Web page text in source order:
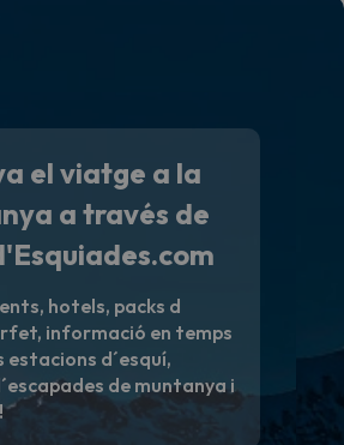
el viatge a la
a través de
hotels, packs d
informació en temps
estacions d´esquí,
de muntanya i